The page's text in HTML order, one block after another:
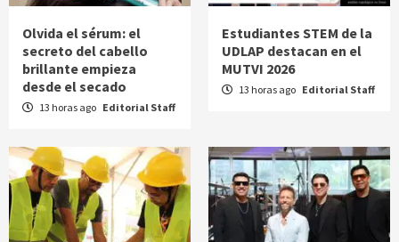
Olvida el sérum: el
secreto del cabello
brillante empieza
desde el secado
13 horas ago Editorial Staff
Estudiantes STEM de la
UDLAP destacan en el
MUTVI 2026
13 horas ago Editorial Staff